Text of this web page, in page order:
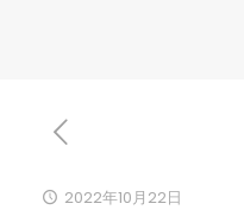
2022年10月22日